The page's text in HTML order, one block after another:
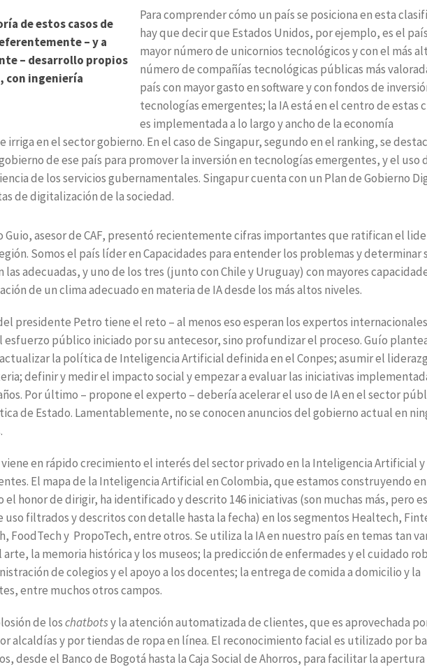
de estos casos de
– y a
– desarrollo propios
con ingeniería
Para comprender cómo un país se posiciona en esta
hay que decir que Estados Unidos, por ejemplo, es el
mayor número de unicornios tecnológicos y con el más
número de compañías tecnológicas públicas más
país con mayor gasto en software y con fondos de
tecnologías emergentes; la IA está en el centro de estas
es implementada a lo largo y ancho de la economía
irriga en el sector gobierno. En el caso de Singapur, segundo en el ranking, se
de ese país para promover la inversión en tecnologías emergentes, y el uso
de los servicios gubernamentales. Singapur cuenta con un Plan de Gobierno
de digitalización de la sociedad.
Guio, asesor de CAF, presentó recientemente cifras importantes que ratifican el
Somos el país líder en Capacidades para entender los problemas y determinar
las adecuadas, y uno de los tres (junto con Chile y Uruguay) con mayores
de un clima adecuado en materia de IA desde los más altos niveles.
presidente Petro tiene el reto – al menos eso esperan los expertos
esfuerzo público iniciado por su antecesor, sino profundizar el proceso. Guío
actualizar la política de Inteligencia Artificial definida en el Conpes; asumir el
definir y medir el impacto social y empezar a evaluar las iniciativas
Por último – propone el experto – debería acelerar el uso de IA en el sector
de Estado. Lamentablemente, no se conocen anuncios del gobierno actual en
en rápido crecimiento el interés del sector privado en la Inteligencia Artificial y
El mapa de la Inteligencia Artificial en Colombia, que estamos construyendo
honor de dirigir, ha identificado y descrito 146 iniciativas (son muchas más, pero
uso filtrados y descritos con detalle hasta la fecha) en los segmentos Healtech,
FoodTech y PropoTech, entre otros. Se utiliza la IA en nuestro país en temas tan
la memoria histórica y los museos; la predicción de enfermades y el cuidado
de colegios y el apoyo a los docentes; la entrega de comida a domicilio y la
entre muchos otros campos.
de loschatbotsy la atención automatizada de clientes, que es aprovechada
alcaldías y por tiendas de ropa en línea. El reconocimiento facial es utilizado por
desde el Banco de Bogotá hasta la Caja Social de Ahorros, para facilitar la apertura